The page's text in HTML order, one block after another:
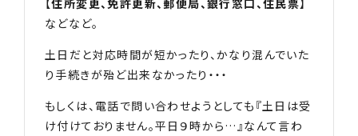
【住所変更、免許更新、郵便局、銀行窓口、住民票】
などなど。
土日だと対応時間が短かったり、かなり混んでいた
り手続きが殆ど出来なかったり・・・
もしくは、電話で問い合わせようとしても『土日は受
け付けておりません。平日９時から…』なんて言わ